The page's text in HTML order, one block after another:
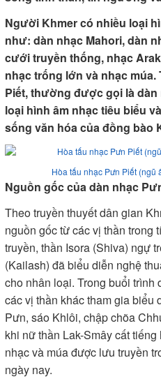
Người Khmer có nhiều loại
như: dàn nhạc Mahori, dàn
cưới truyền thống, nhạc
nhạc trống lớn và nhạc
Piết, thường được gọi là
loại hình âm nhạc tiêu biểu
sống văn hóa của đồng bào
Hòa tấu nhạc Pưn Piết (ngũ
Nguồn gốc của dàn nhạc
Theo truyền thuyết dân gian
nguồn gốc từ các vị thần trong
truyền, thần Isora (Shiva) ngự
(Kailash) đã biểu diễn nghệ
cho nhân loại. Trong buổi trình
các vị thần khác tham gia biểu
Pưn, sáo Khlôi, chập chõa
khi nữ thần Lak-Smây cất
nhạc và múa được lưu truyền
ngày nay.